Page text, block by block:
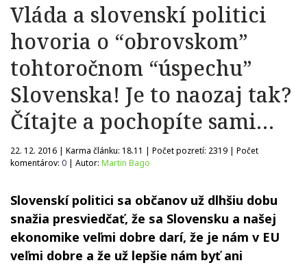
Vláda a slovenskí politici
hovoria o “obrovskom”
tohtoročnom “úspechu”
Slovenska! Je to naozaj tak?
Čítajte a pochopíte sami…
22. 12. 2016 | Karma článku: 18.11 | Počet pozretí: 2319 | Počet
komentárov: 0 | Autor: Martin Bago
Slovenskí politici sa občanov už dlhšiu dobu
snažia presviedčať, že sa Slovensku a našej
ekonomike veľmi dobre darí, že je nám v EU
veľmi dobre a že už lepšie nám byť ani